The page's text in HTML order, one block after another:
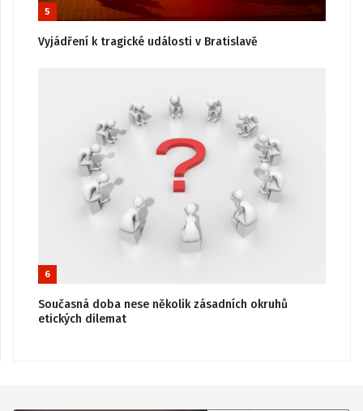
5
Vyjádření k tragické události v Bratislavě
6
Současná doba nese několik zásadních okruhů
etických dilemat